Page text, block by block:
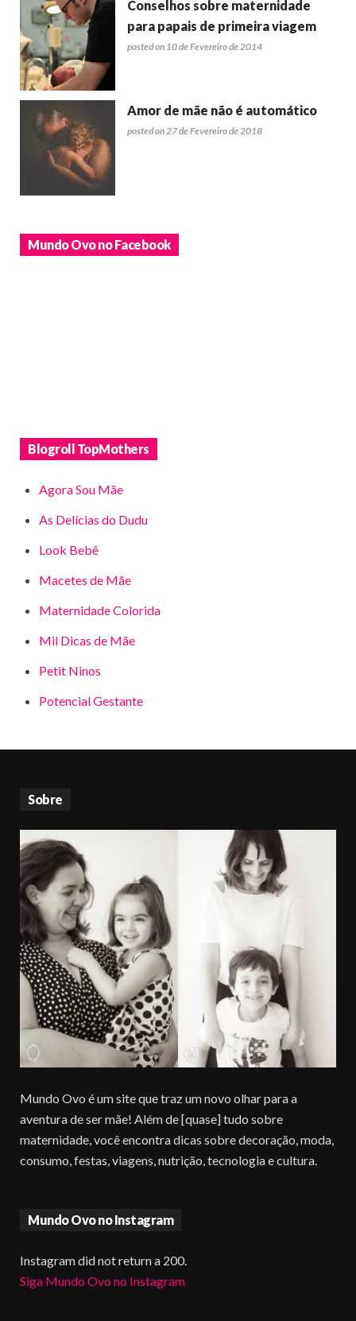
Conselhos sobre maternidade
para papais de primeira viagem
posted on 10 de Fevereiro de 2014
Amor de mãe não é automático
posted on 27 de Fevereiro de 2018
Mundo Ovo no Facebook
Blogroll TopMothers
Agora Sou Mãe
As Delícias do Dudu
Look Bebê
Macetes de Mãe
Maternidade Colorida
Mil Dicas de Mãe
Petit Ninos
Potencial Gestante
Sobre
Mundo Ovo é um site que traz um novo olhar para a
aventura de ser mãe! Além de [quase] tudo sobre
maternidade, você encontra dicas sobre decoração, moda,
consumo, festas, viagens, nutrição, tecnologia e cultura.
Mundo Ovo no Instagram
Instagram did not return a 200.
Siga Mundo Ovo no Instagram